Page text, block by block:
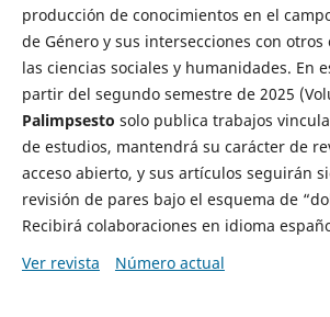
producción de conocimientos en el
de Género y sus intersecciones con
las ciencias sociales y humanidades. En
partir del segundo semestre de 2025
Palimpsesto solo publica trabajos
de estudios, mantendrá su carácter de
acceso abierto, y sus artículos seguirán
revisión de pares bajo el esquema de
Recibirá colaboraciones en idioma
Ver revista
Número actual